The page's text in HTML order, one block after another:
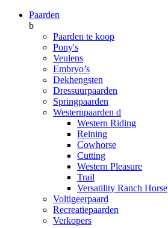
Paarden
b
Paarden te koop
Pony's
Veulens
Embryo’s
Dekhengsten
Dressuurpaarden
Springpaarden
Westernpaarden d
Western Riding
Reining
Cowhorse
Cutting
Western Pleasure
Trail
Versatility Ranch Horse
Voltigeerpaard
Recreatiepaarden
Verkopers